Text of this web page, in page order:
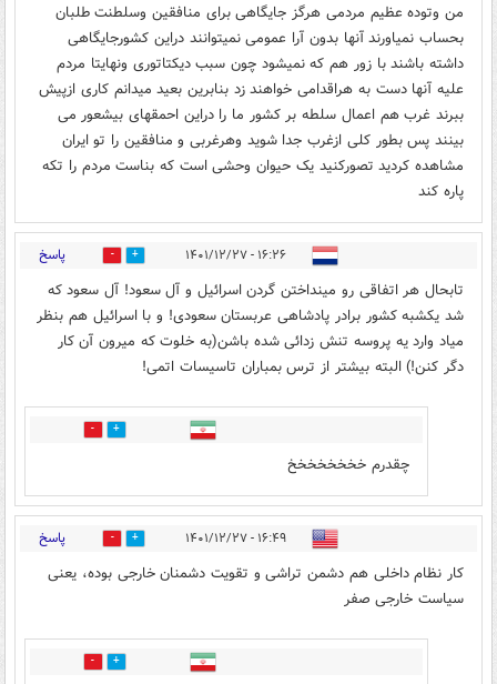
من وتوده عظیم مردمی هرگز جایگاهی برای منافقین وسلطنت طلبان
بحساب نمیاورند آنها بدون آرا عمومی نمیتوانند دراین کشورجایگاهی
داشته باشند با زور هم که نمیشود چون سبب دیکتاتوری ونهایتا مردم
علیه آنها دست به هراقدامی خواهند زد بنابرین بعید میدانم کاری ازپیش
ببرند غرب هم اعمال سلطه بر کشور ما را دراین احمقهای بیشعور می
بینند پس بطور کلی ازغرب جدا شوید وهرغربی و منافقین را تو ایران
مشاهده کردید تصورکنید یک حیوان وحشی است که بناست مردم را تکه
پاره کند
۱۶:۲۶ - ۱۴۰۱/۱۲/۲۷ 2 پاسخ
تابحال هر اتفاقی رو مینداختن گردن اسرائیل و آل سعود! آل سعود که
شد یکشبه کشور برادر پادشاهی عربستان سعودی! و با اسرائیل هم بنظر
میاد وارد یه پروسه تنش زدائی شده باشن(به خلوت که میرون آن کار
دگر کنن!) البته بیشتر از ترس بمباران تاسیسات اتمی!
0
چقدرم خخخخخخخخ
۱۶:۴۹ - ۱۴۰۱/۱۲/۲۷ 0 پاسخ
‌کار نظام داخلی هم دشمن تراشی و تقویت دشمنان خارجی بوده، یعنی
سیاست خارجی صفر
3